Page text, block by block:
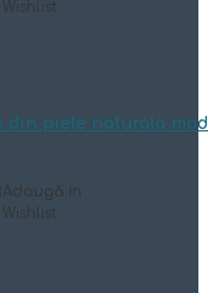
Wishlist
piele naturala
Adaugă in
Wishlist